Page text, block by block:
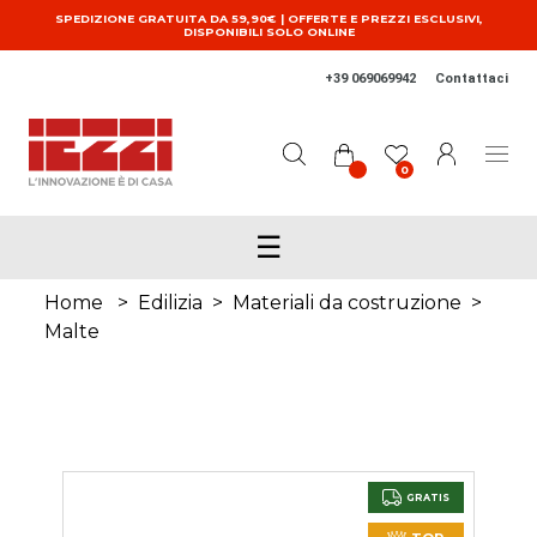
Salta al contenuto principale
SPEDIZIONE GRATUITA DA 59,90€ | OFFERTE E PREZZI ESCLUSIVI,
DISPONIBILI SOLO ONLINE
+39 069069942 Contattaci
0
☰
Home > Edilizia > Materiali da costruzione >
Malte
GRATIS